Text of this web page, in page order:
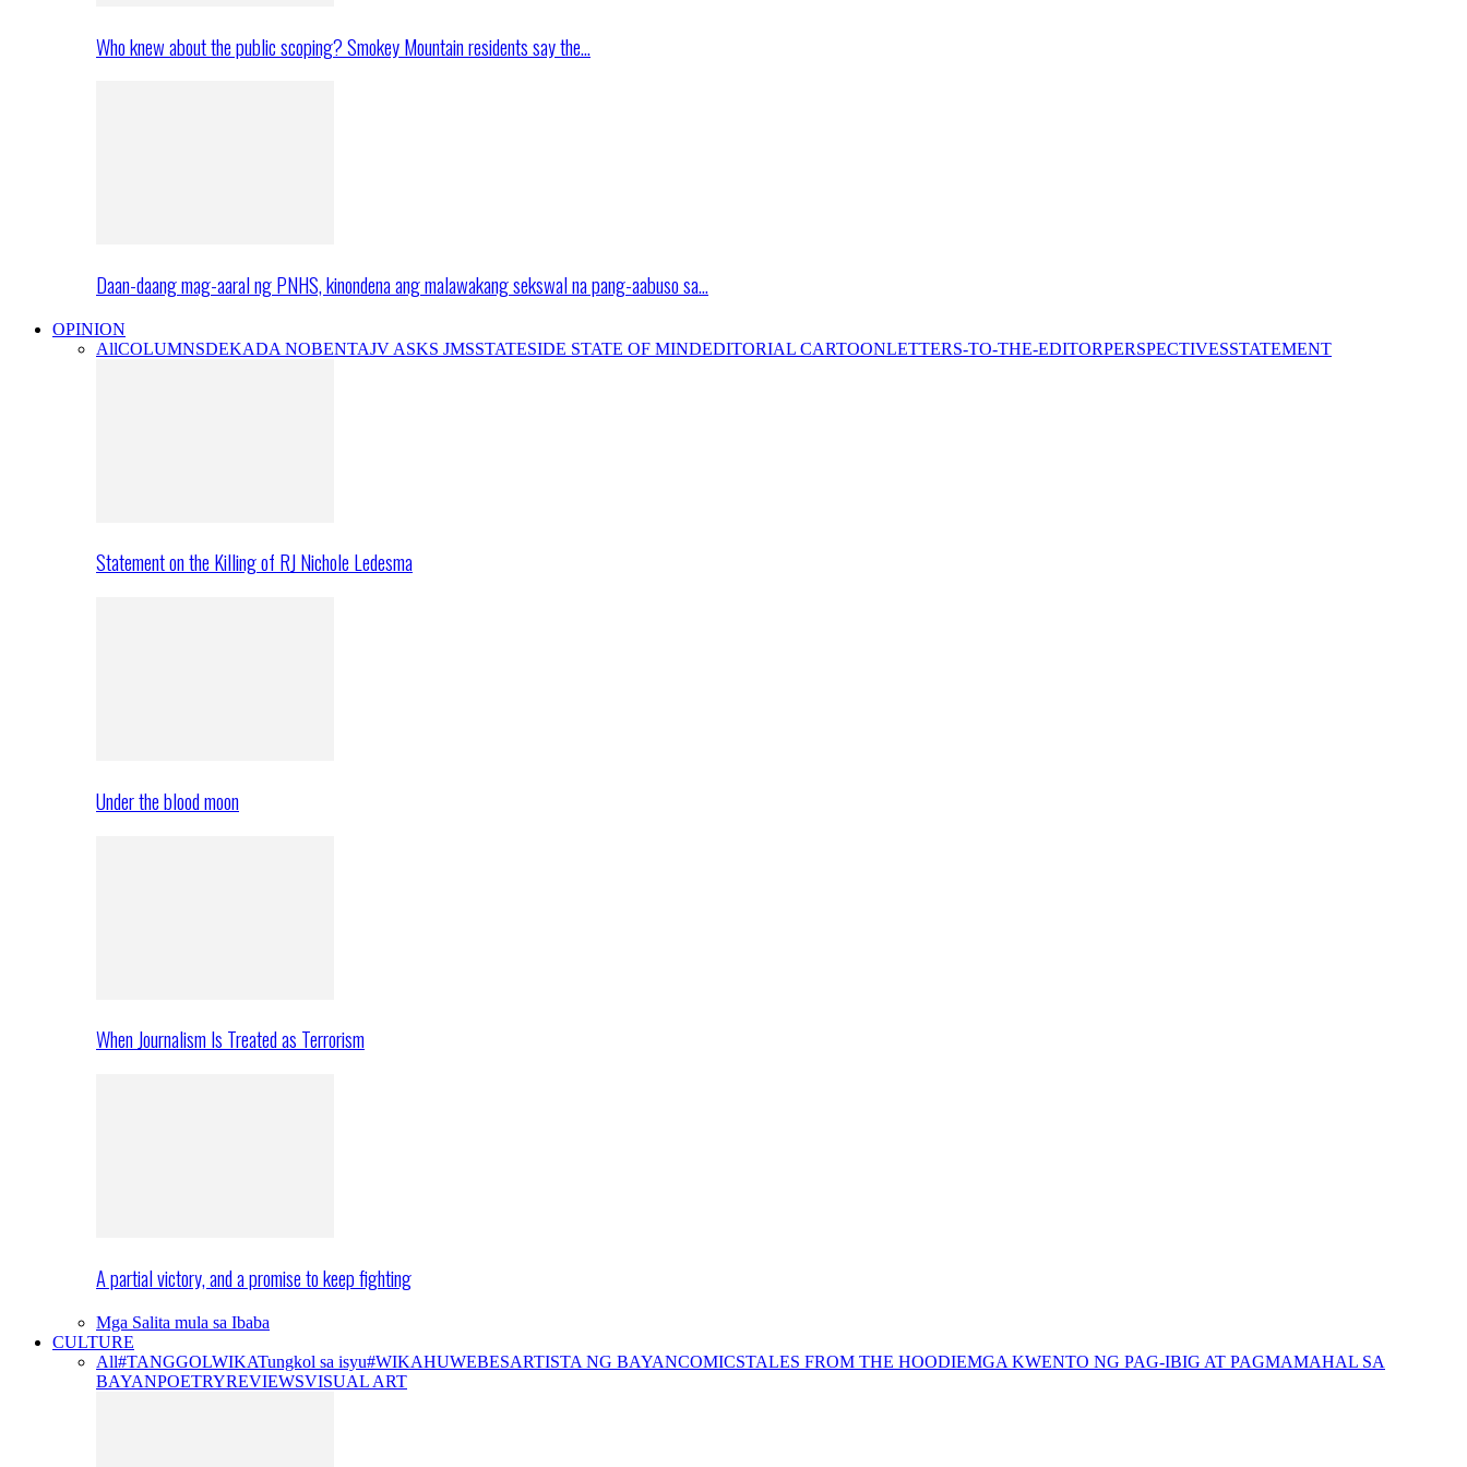
Who knew about the public scoping? Smokey Mountain residents say the…
Daan-daang mag-aaral ng PNHS, kinondena ang malawakang sekswal na pang-aabuso sa…
OPINION
AllCOLUMNSDEKADA NOBENTAJV ASKS JMSSTATESIDE STATE OF MINDEDITORIAL CARTOONLETTERS-TO-THE-EDITORPERSPECTIVESSTATEMENT
Statement on the Killing of RJ Nichole Ledesma
Under the blood moon
When Journalism Is Treated as Terrorism
A partial victory, and a promise to keep fighting
Mga Salita mula sa Ibaba
CULTURE
All#TANGGOLWIKATungkol sa isyu#WIKAHUWEBESARTISTA NG BAYANCOMICSTALES FROM THE HOODIEMGA KWENTO NG PAG-IBIG AT PAGMAMAHAL SA
BAYANPOETRYREVIEWSVISUAL ART